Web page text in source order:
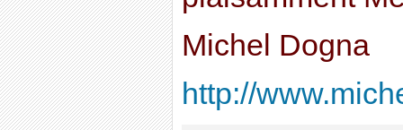
Michel Dogna
http://